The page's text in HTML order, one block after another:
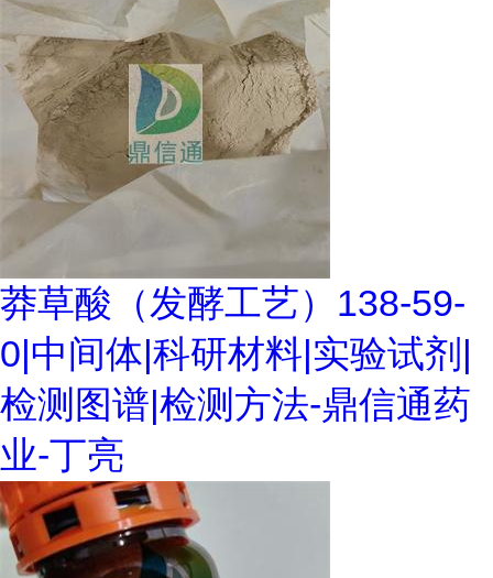
莽草酸（发酵工艺）138-59-
0|中间体|科研材料|实验试剂|
检测图谱|检测方法-鼎信通药
业-丁亮